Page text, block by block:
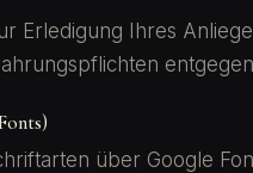
Erledigung Ihres
über Google